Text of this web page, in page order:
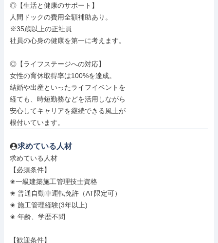
◎【生活と健康のサポート】
人間ドックの費用全額補助あり。
※35歳以上の正社員
社員の心身の健康を第一に考えます。
◎【ライフステージへの対応】
女性の育休取得率は100%を達成。
結婚や出産といったライフイベントを
経ても、時短勤務などを活用しながら
安心してキャリアを継続できる風土が
根付いています。
求めている人材
求めている人材
【必須条件】
✬一級建築施工管理技士資格
✬ 普通自動車運転免許（AT限定可）
✬ 施工管理経験(3年以上)
✬ 年齢、学歴不問
【歓迎条件】